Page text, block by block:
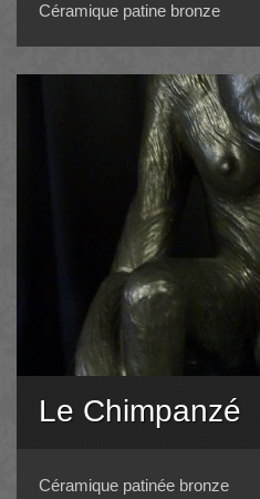
Céramique patine bronze
Le Chimpanzé
Céramique patinée bronze